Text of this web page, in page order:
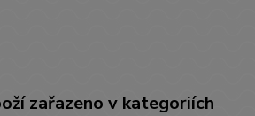
zařazeno v kategoriích